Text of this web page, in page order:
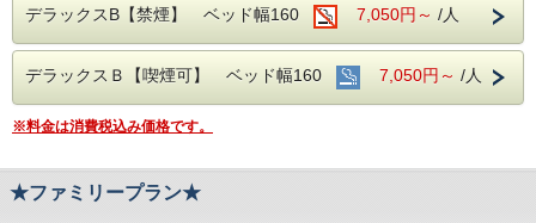
朝食付きプランでご予約いただくとお得にお
召し上がりいただけます
■室内設備(全部屋１４平米以上)
ドベッドで快適な寝心地
■JR伊予西条駅より徒歩1分の好立地
隣がコンビニ、石鎚へのバスも真正面バス停から出ています
■平面120台駐車場 (敷地内＆第二駐車場)
1日１台税込300円 ※バス・トラックは事前予約をお願いし
ます（料金が異なります）
こちらの朝食付きプランでご予約いただくとお得にお召し上
がりいただけます
デラックスB【禁煙】 ベッド幅160 7,050円～ /人
デラックスＢ【喫煙可】 ベッド幅160 7,050円～ /人
※料金は消費税込み価格です。
★ファミリープラン★